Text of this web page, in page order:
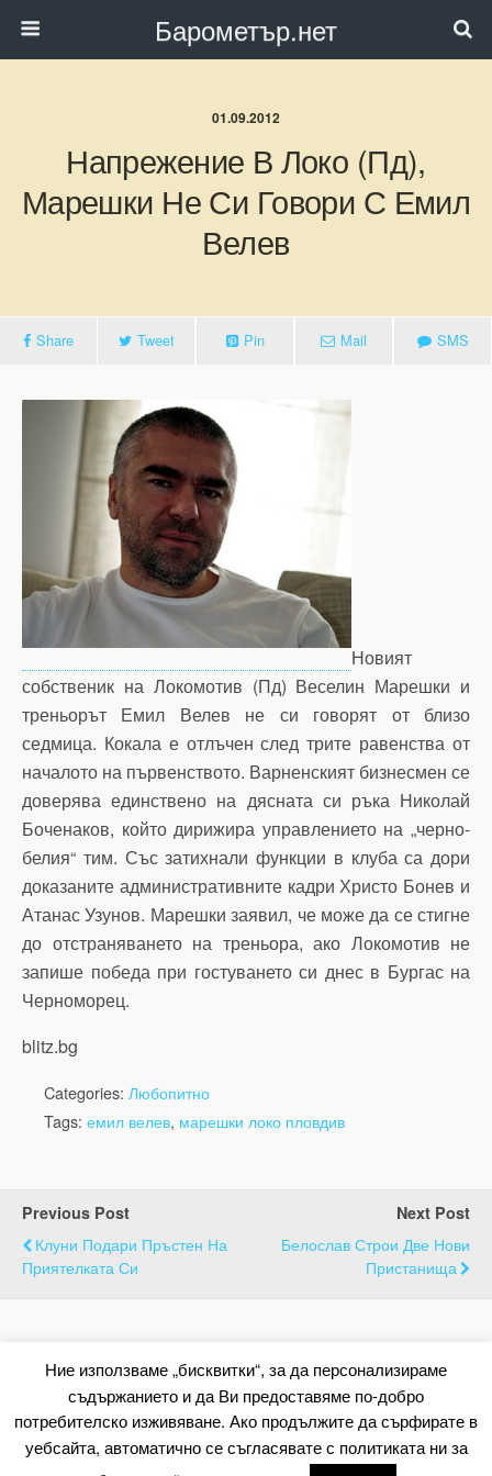
Барометър.нет
01.09.2012
Напрежение В Локо (Пд),
Марешки Не Си Говори С Емил
Велев
Share Tweet Pin Mail SMS
Новият
собственик на Локомотив (Пд) Веселин Марешки и
треньорът Емил Велев не си говорят от близо
седмица. Кокала е отлъчен след трите равенства от
началото на първенството. Варненският бизнесмен се
доверява единствено на дясната си ръка Николай
Боченаков, който дирижира управлението на „черно-
белия“ тим. Със затихнали функции в клуба са дори
доказаните административните кадри Христо Бонев и
Атанас Узунов. Марешки заявил, че може да се стигне
до отстраняването на треньора, ако Локомотив не
запише победа при гостуването си днес в Бургас на
Черноморец.
blitz.bg
Categories: Любопитно
Tags: емил велев, марешки локо пловдив
Previous Post
Клуни Подари Пръстен На
Приятелката Си
Next Post
Белослав Строи Две Нови
Пристанища
Back to top
Mobile Desktop
All content Copyright Барометър.нет
Ние използваме „бисквитки“, за да персонализираме
съдържанието и да Ви предоставяме по-добро
потребителско изживяване. Ако продължите да сърфирате в
уебсайта, автоматично се съгласявате с политиката ни за